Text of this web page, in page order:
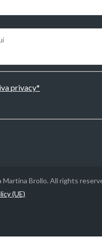
privacy*
Brollo. All rights
(UE)